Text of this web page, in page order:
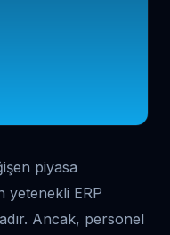
piyasa
yetenekli ERP
Ancak, personel